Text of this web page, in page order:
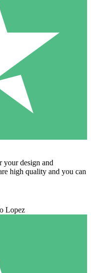
your design and
high quality and you can
Lopez